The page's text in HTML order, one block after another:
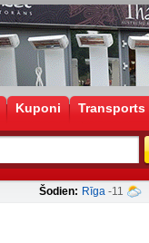
Kuponi Transports
Šodien: Rīga -11